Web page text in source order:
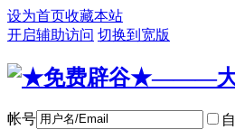
设为首页收藏本站
开启辅助访问 切换到宽版
帐号